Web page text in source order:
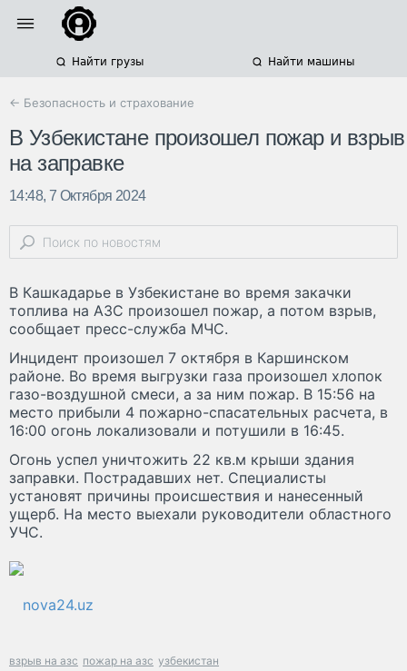
Найти грузы Найти машины
← Безопасность и страхование
В Узбекистане произошел пожар и взрыв
на заправке
14:48, 7 Октября 2024
В Кашкадарье в Узбекистане во время закачки
топлива на АЗС произошел пожар, а потом взрыв,
сообщает пресс-служба МЧС.
Инцидент произошел 7 октября в Каршинском
районе. Во время выгрузки газа произошел хлопок
газо-воздушной смеси, а за ним пожар. В 15:56 на
место прибыли 4 пожарно-спасательных расчета, в
16:00 огонь локализовали и потушили в 16:45.
Огонь успел уничтожить 22 кв.м крыши здания
заправки. Пострадавших нет. Специалисты
установят причины происшествия и нанесенный
ущерб. На место выехали руководители областного
УЧС.
nova24.uz
взрыв на азс пожар на азс узбекистан